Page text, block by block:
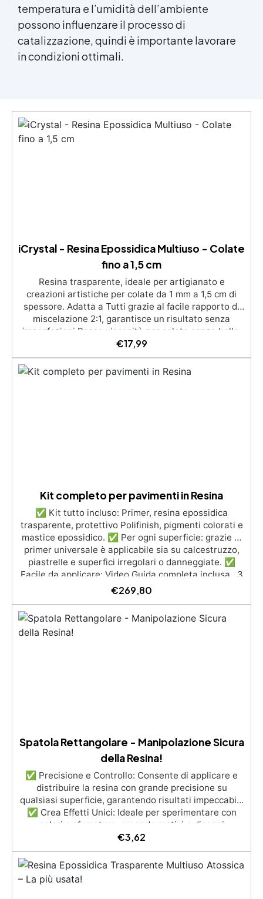
temperatura e l’umidità dell’ambiente
possono influenzare il processo di
catalizzazione, quindi è importante lavorare
in condizioni ottimali.
iCrystal - Resina Epossidica Multiuso - Colate
fino a 1,5 cm
Resina trasparente, ideale per artigianato e
creazioni artistiche per colate da 1 mm a 1,5 cm di
spessore. Adatta a Tutti grazie al facile rapporto di
miscelazione 2:1, garantisce un risultato senza
imperfezioni Bassa viscosità per colate senza bolle,
compatibile con legno, silicone, vetro, metallo e altri
materiali. Certificata post-catalisi atossica e sicura
per il contatto con la pelle, Bpa Free e senza Solventi
(Voc Free) Superficie lucida, autolivellante e con filtri
€17,99
Kit completo per pavimenti in Resina
✅ Kit tutto incluso: Primer, resina epossidica
trasparente, protettivo Polifinish, pigmenti colorati e
mastice epossidico. ✅ Per ogni superficie: grazie al
primer universale è applicabile sia su calcestruzzo,
piastrelle e superfici irregolari o danneggiate. ✅
Facile da applicare: Video Guida completa inclusa, 3
semplici passaggi, dalla preparazione della superficie
alla finitura protettiva antigraffio. ✅ Risultati
professionali: Sistema autolivellante, resistente ai
raggi UV, duraturo e con finitura lucida o satinata. ✅
Personalizzabile: Disponibile in kit per metrature da
€269,80
Spatola Rettangolare - Manipolazione Sicura
della Resina!
✅ Precisione e Controllo: Consente di applicare e
distribuire la resina con grande precisione su
qualsiasi superficie, garantendo risultati impeccabili.
✅ Crea Effetti Unici: Ideale per sperimentare con
colori e sfumature, creando motivi e disegni
straordinari. ✅ Facile da Pulire: Realizzata in
plastica di alta qualità, la resina indurita si rimuove
facilmente senza residui. ✅ Versatilità d'Uso: Adatta
a una vasta gamma di progetti, da opere d'arte a
gioielli e decorazioni. ✅ Design Ergonomico: Forma
€3,62